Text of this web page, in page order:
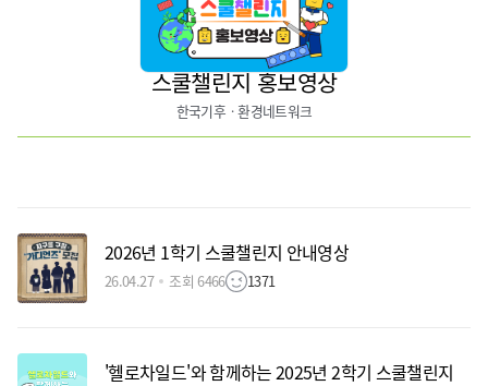
스쿨챌린지 홍보영상
한국기후ㆍ환경네트워크
2026년 1학기 스쿨챌린지 안내영상
26.04.27 조회 6466 1371
'헬로차일드'와 함께하는 2025년 2학기 스쿨챌린지